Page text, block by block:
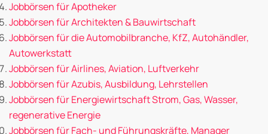
Jobbörsen für Apotheker
Jobbörsen für Architekten & Bauwirtschaft
Jobbörsen für die Automobilbranche, KfZ, Autohändler,
Autowerkstatt
Jobbörsen für Airlines, Aviation, Luftverkehr
Jobbörsen für Azubis, Ausbildung, Lehrstellen
Jobbörsen für Energiewirtschaft Strom, Gas, Wasser,
regenerative Energie
Jobbörsen für Fach- und Führungskräfte, Manager